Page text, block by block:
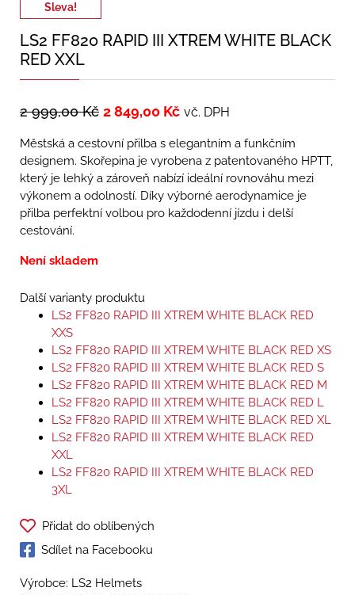
Sleva!
LS2 FF820 RAPID III XTREM WHITE BLACK
RED XXL
2 999,00Kč 2 849,00 Kč vč. DPH
Městská a cestovní přilba s elegantním a funkčním
designem. Skořepina je vyrobena z patentovaného HPTT,
který je lehký a zároveň nabízí ideální rovnováhu mezi
výkonem a odolností. Díky výborné aerodynamice je
přilba perfektní volbou pro každodenní jízdu i delší
cestování.
Není skladem
Další varianty produktu
LS2 FF820 RAPID III XTREM WHITE BLACK RED
XXS
LS2 FF820 RAPID III XTREM WHITE BLACK RED XS
LS2 FF820 RAPID III XTREM WHITE BLACK RED S
LS2 FF820 RAPID III XTREM WHITE BLACK RED M
LS2 FF820 RAPID III XTREM WHITE BLACK RED L
LS2 FF820 RAPID III XTREM WHITE BLACK RED XL
LS2 FF820 RAPID III XTREM WHITE BLACK RED
XXL
LS2 FF820 RAPID III XTREM WHITE BLACK RED
3XL
Přidat do oblíbených
Sdílet na Facebooku
Výrobce: LS2 Helmets